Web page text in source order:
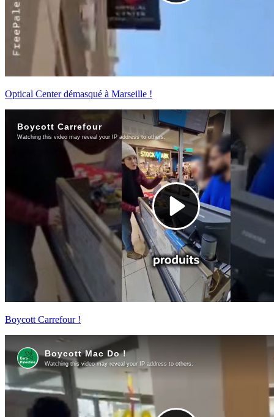
Optical Center démasqué à Marseille !
Boycott Carrefour !